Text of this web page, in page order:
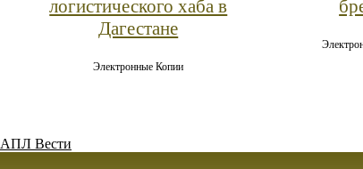
логистического хаба в
Дагестане
Электронные Копии
АПЛ Вести